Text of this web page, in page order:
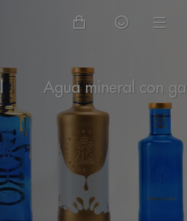
Agua mineral con